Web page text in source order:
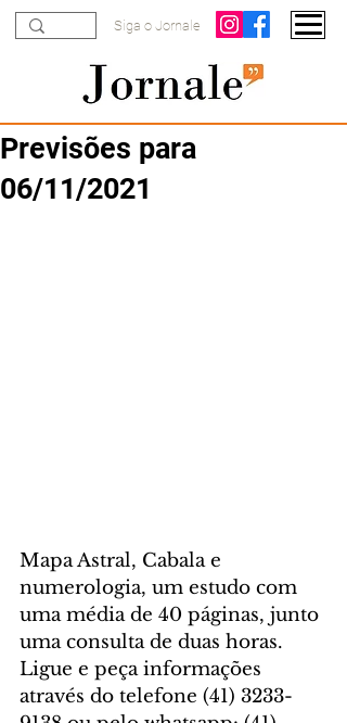
Siga o Jornale
Previsões para
06/11/2021
Mapa Astral, Cabala e
numerologia, um estudo com
uma média de 40 páginas, junto
uma consulta de duas horas.
Ligue e peça informações
através do telefone (41) 3233-